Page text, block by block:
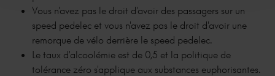
Vous n'avez pas le droit d'avoir des passagers sur un
speed pedelec et vous n'avez pas le droit d'avoir une
remorque de vélo derrière le speed pedelec.
Le taux d'alcoolémie est de 0,5 et la politique de
tolérance zéro s'applique aux substances euphorisantes.